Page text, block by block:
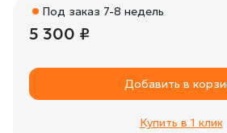
Под заказ 7-8 недель
5 300 ₽
Добавить в
Купить в 1 клик